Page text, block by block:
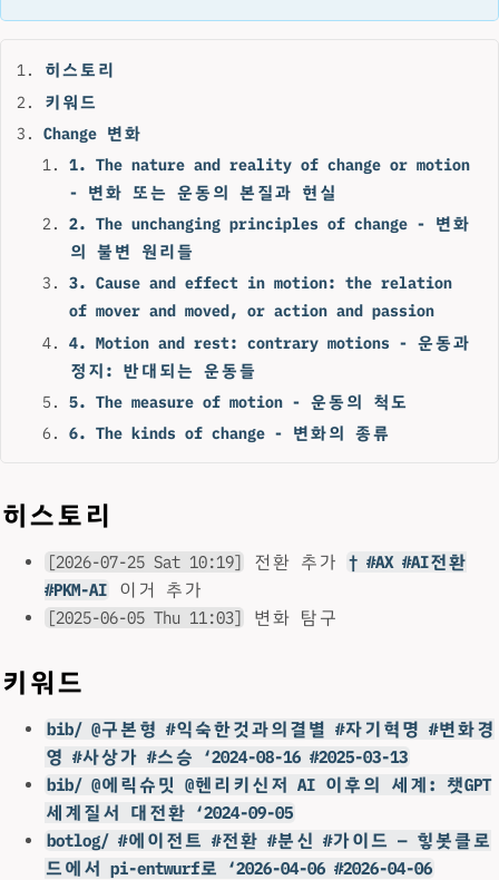
히스토리
키워드
Change 변화
1. The nature and reality of change or motion
- 변화 또는 운동의 본질과 현실
2. The unchanging principles of change - 변화
의 불변 원리들
3. Cause and effect in motion: the relation
of mover and moved, or action and passion
4. Motion and rest: contrary motions - 운동과
정지: 반대되는 운동들
5. The measure of motion - 운동의 척도
6. The kinds of change - 변화의 종류
히스토리
[2026-07-25 Sat 10:19] 전환 추가 † #AX #AI전환
#PKM-AI 이거 추가
[2025-06-05 Thu 11:03]
변화 탐구
키워드
bib/ @구본형 #익숙한것과의결별 #자기혁명 #변화경
영 #사상가 #스승 ‘2024-08-16 #2025-03-13
bib/ @에릭슈밋 @헨리키신저 AI 이후의 세계: 챗GPT
세계질서 대전환 ‘2024-09-05
botlog/ #에이전트 #전환 #분신 #가이드 — 힣봇클로
드에서 pi-entwurf로 ‘2026-04-06 #2026-04-06